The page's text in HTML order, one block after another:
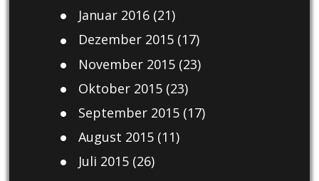
Januar 2016(21)
Dezember 2015(17)
November 2015(23)
Oktober 2015(23)
September 2015(17)
August 2015(11)
Juli 2015(26)